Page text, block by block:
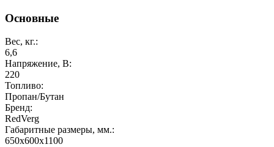
Основные
Вес, кг.:
6,6
Напряжение, В:
220
Топливо:
Пропан/Бутан
Бренд:
RedVerg
Габаритные размеры, мм.:
650х600х1100